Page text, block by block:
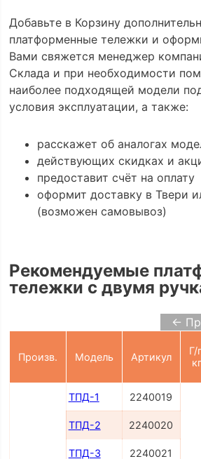
Добавьте в Корзину
платформенные тележки и
Вами свяжется менеджер
Склада и при необходимости
наиболее подходящей модели
условия эксплуатации, а также:
расскажет об аналогах
действующих скидках и
предоставит счёт на оплату
оформит доставку в Твери
(возможен самовывоз)
Рекомендуемые
тележки с двумя
←
Произв. Модель Артикул
Г/
кг
ТПД-1 2240019
ТПД-2 2240020
ТПД-3 2240021